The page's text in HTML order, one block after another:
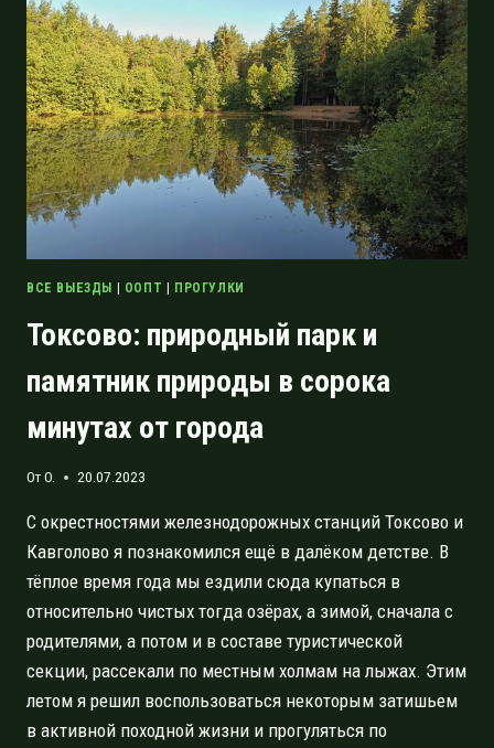
И
ОКРЕСТНОСТЯМ
ВСЕ ВЫЕЗДЫ | ООПТ | ПРОГУЛКИ
Токсово: природный парк и
памятник природы в сорока
минутах от города
ОтO. 20.07.2023
С окрестностями железнодорожных станций Токсово и
Кавголово я познакомился ещё в далёком детстве. В
тёплое время года мы ездили сюда купаться в
относительно чистых тогда озёрах, а зимой, сначала с
родителями, а потом и в составе туристической
секции, рассекали по местным холмам на лыжах. Этим
летом я решил воспользоваться некоторым затишьем
в активной походной жизни и прогуляться по